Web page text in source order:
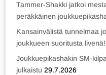
Tammer-Shakki jatkoi
peräkkäinen
Kansainvälistä tunnelmaa
joukkueen suoritusta livenä!
Joukkuepikashakin SM-
julkaistu 29.7.2026